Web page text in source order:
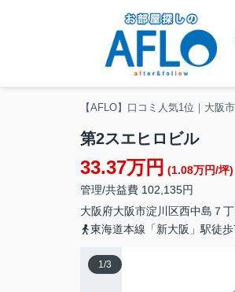
【AFLO】口コミ人気1位｜大阪
第2スエヒロビル
33.37万円 (1.08万円/坪)
管理/共益費 102,135円
大阪府大阪市淀川区西中島 ７
東海道本線「新大阪」駅徒
1/3